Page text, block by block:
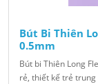
Bút Bi Thiên
0.5mm
Bút bi Thiên Long
rẻ, thiết kế trẻ trung